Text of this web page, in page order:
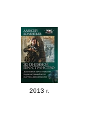
2013 г.